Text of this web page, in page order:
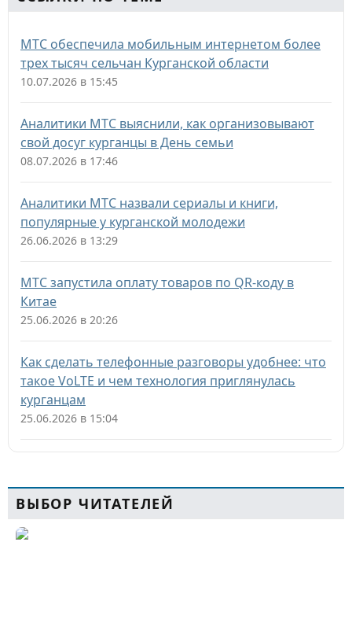
МТС обеспечила мобильным интернетом более
трех тысяч сельчан Курганской области
10.07.2026 в 15:45
Аналитики МТС выяснили, как организовывают
свой досуг курганцы в День семьи
08.07.2026 в 17:46
Аналитики МТС назвали сериалы и книги,
популярные у курганской молодежи
26.06.2026 в 13:29
МТС запустила оплату товаров по QR-коду в
Китае
25.06.2026 в 20:26
Как сделать телефонные разговоры удобнее: что
такое VoLTE и чем технология приглянулась
курганцам
25.06.2026 в 15:04
ВЫБОР ЧИТАТЕЛЕЙ